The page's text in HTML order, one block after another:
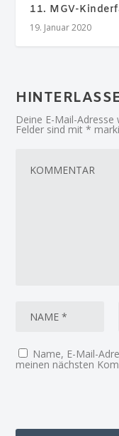
11. MGV-
19. Januar 2020
Deine E-Mail-
Felder sind mit*
Name, E-Mail-
meinen nächsten